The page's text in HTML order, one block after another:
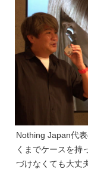
Nothing Japan代
くまでケースを持
づけなくても大丈